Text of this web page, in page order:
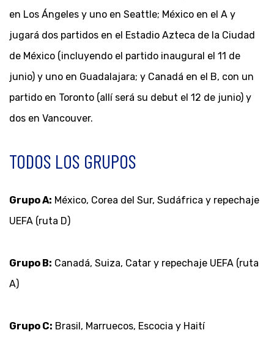
en Los Ángeles y uno en Seattle; México en el A y
jugará dos partidos en el Estadio Azteca de la Ciudad
de México (incluyendo el partido inaugural el 11 de
junio) y uno en Guadalajara; y Canadá en el B, con un
partido en Toronto (allí será su debut el 12 de junio) y
dos en Vancouver.
TODOS LOS GRUPOS
Grupo A: México, Corea del Sur, Sudáfrica y repechaje
UEFA (ruta D)
Grupo B: Canadá, Suiza, Catar y repechaje UEFA (ruta
A)
Grupo C: Brasil, Marruecos, Escocia y Haití